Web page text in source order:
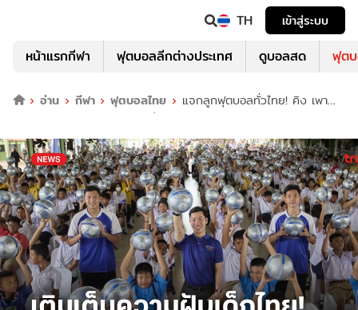
TH เข้าสู่ระบบ
หน้าแรกกีฬา ฟุตบอลลีกต่างประเทศ ดูบอลสด ฟุต
อ่าน กีฬา ฟุตบอลไทย
แจกลูกฟุตบอลทั่วไทย! คิง เพา
เวอร์ ชวน 'ศุภวุฒิ-ปาณัสม์' ร่วมฟุตบอลคลินิก